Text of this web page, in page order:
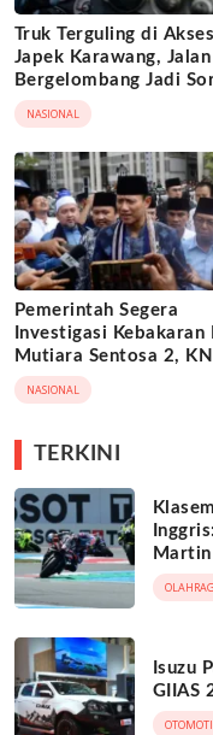
Truk Terguling di Akses
Japek Karawang, Jalan
Bergelombang Jadi
NASIONAL
Pemerintah Segera
Investigasi Kebakaran
Mutiara Sentosa 2,
Turun Tangan
NASIONAL
TERKINI
Martin
Isuzu
GIIAS